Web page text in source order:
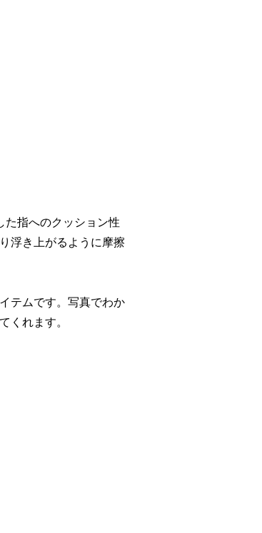
た指へのクッション性
浮き上がるように摩擦
テムです。写真でわか
くれます。